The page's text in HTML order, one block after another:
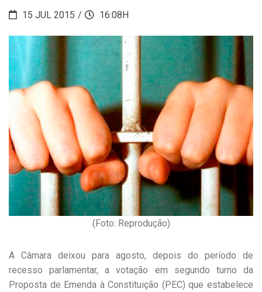
15 JUL 2015 16:08H
(Foto: Reprodução)
A Câmara deixou para agosto, depois do período de
recesso parlamentar, a votação em segundo turno da
Proposta de Emenda à Constituição (PEC) que estabelece